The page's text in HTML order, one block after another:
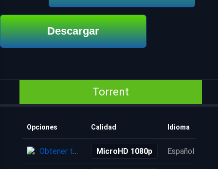
Descargar
Torrent
Opciones Calidad Idioma
Obtener torrent MicroHD 1080p Español